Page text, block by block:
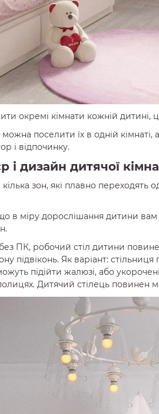
окремі кімнати кожній дитині,
поселити їх в одній
і відпочинку.
і дизайн дитячої
зон, які плавно переходять
міру дорослішання дитини вам
ПК, робочий стіл дитини
підвіконь. Як варіант:
підійти жалюзі, або
Дитячий стілець повинен